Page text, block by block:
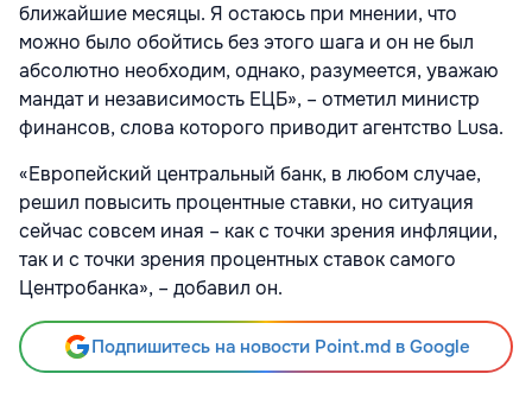
ближайшие месяцы. Я остаюсь при мнении, что
можно было обойтись без этого шага и он не был
абсолютно необходим, однако, разумеется, уважаю
мандат и независимость ЕЦБ», – отметил министр
финансов, слова которого приводит агентство Lusa.
«Европейский центральный банк, в любом случае,
решил повысить процентные ставки, но ситуация
сейчас совсем иная – как с точки зрения инфляции,
так и с точки зрения процентных ставок самого
Центробанка», – добавил он.
Подпишитесь на новости Point.md в Google